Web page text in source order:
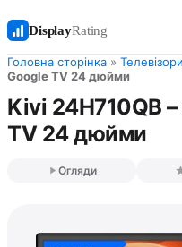
DisplayRating
Головна сторінка » Телевізори
Google TV 24 дюйми
Kivi 24H710QB
TV 24 дюйми
Огляди